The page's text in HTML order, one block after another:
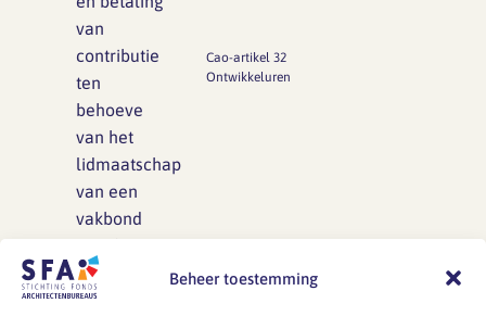
Beheer toestemming
van
contributie
ten
behoeve
van het
lidmaatschap
van een
vakbond
en/of
functioneel
relevante
Cao-artikel 32
Ontwikkeluren